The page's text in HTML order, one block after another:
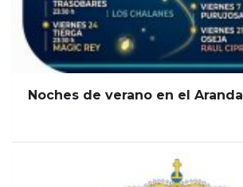
Noches de verano en el Aranda